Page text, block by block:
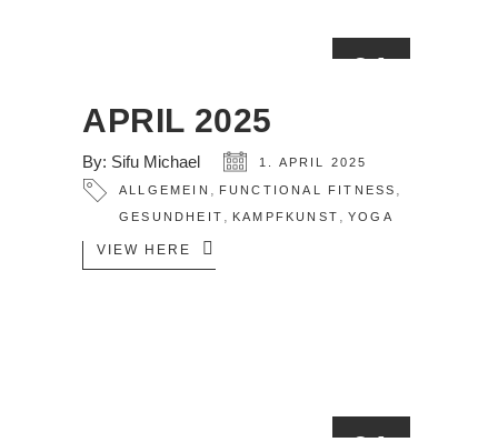
01
APRIL 2025
By: Sifu Michael 1. APRIL 2025
ALLGEMEIN , FUNCTIONAL FITNESS ,
GESUNDHEIT , KAMPFKUNST , YOGA
VIEW HERE